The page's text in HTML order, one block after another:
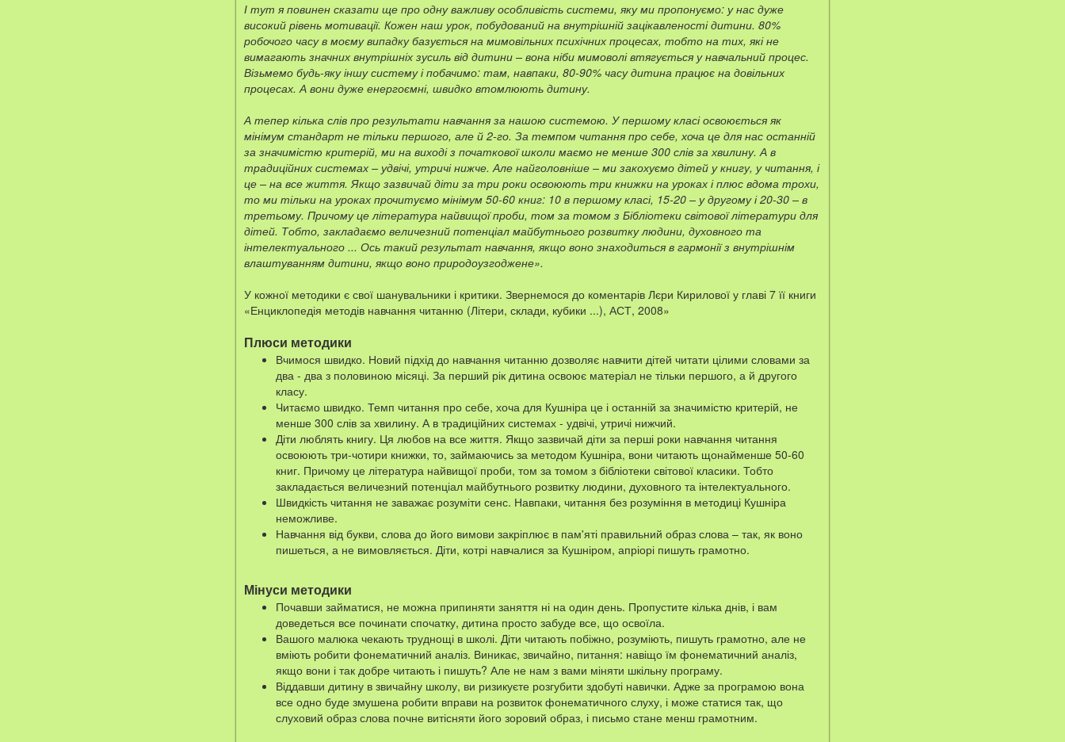
І тут я повинен сказати ще про одну важливу особливість системи, яку ми пропонуємо: у нас дуже
високий рівень мотивації. Кожен наш урок, побудований на внутрішній зацікавленості дитини. 80%
робочого часу в моєму випадку базується на мимовільних психічних процесах, тобто на тих, які не
вимагають значних внутрішніх зусиль від дитини – вона ніби мимоволі втягується у навчальний процес.
Візьмемо будь-яку іншу систему і побачимо: там, навпаки, 80-90% часу дитина працює на довільних
процесах. А вони дуже енергоємні, швидко втомлюють дитину.
А тепер кілька слів про результати навчання за нашою системою. У першому класі освоюється як
мінімум стандарт не тільки першого, але й 2-го. За темпом читання про себе, хоча це для нас останній
за значимістю критерій, ми на виході з початкової школи маємо не менше 300 слів за хвилину. А в
традиційних системах – удвічі, утричі нижче. Але найголовніше – ми закохуємо дітей у книгу, у читання, і
це – на все життя. Якщо зазвичай діти за три роки освоюють три книжки на уроках і плюс вдома трохи,
то ми тільки на уроках прочитуємо мінімум 50-60 книг: 10 в першому класі, 15-20 – у другому і 20-30 – в
третьому. Причому це література найвищої проби, том за томом з Бібліотеки світової літератури для
дітей. Тобто, закладаємо величезний потенціал майбутнього розвитку людини, духовного та
інтелектуального ... Ось такий результат навчання, якщо воно знаходиться в гармонії з внутрішнім
влаштуванням дитини, якщо воно природоузгоджене».
У кожної методики є свої шанувальники і критики. Звернемося до коментарів Лєри Кирилової у главі 7 її книги
«Енциклопедія методів навчання читанню (Літери, склади, кубики ...), АСТ, 2008»
Плюси методики
Вчимося швидко. Новий підхід до навчання читанню дозволяє навчити дітей читати цілими словами за
два - два з половиною місяці. За перший рік дитина освоює матеріал не тільки першого, а й другого
класу.
Читаємо швидко. Темп читання про себе, хоча для Кушніра це і останній за значимістю критерій, не
менше 300 слів за хвилину. А в традиційних системах - удвічі, утричі нижчий.
Діти люблять книгу. Ця любов на все життя. Якщо зазвичай діти за перші роки навчання читання
освоюють три-чотири книжки, то, займаючись за методом Кушніра, вони читають щонайменше 50-60
книг. Причому це література найвищої проби, том за томом з бібліотеки світової класики. Тобто
закладається величезний потенціал майбутнього розвитку людини, духовного та інтелектуального.
Швидкість читання не заважає розуміти сенс. Навпаки, читання без розуміння в методиці Кушніра
неможливе.
Навчання від букви, слова до його вимови закріплює в пам'яті правильний образ слова – так, як воно
пишеться, а не вимовляється. Діти, котрі навчалися за Кушніром, апріорі пишуть грамотно.
Мінуси методики
Почавши займатися, не можна припиняти заняття ні на один день. Пропустите кілька днів, і вам
доведеться все починати спочатку, дитина просто забуде все, що освоїла.
Вашого малюка чекають труднощі в школі. Діти читають побіжно, розуміють, пишуть грамотно, але не
вміють робити фонематичний аналіз. Виникає, звичайно, питання: навіщо їм фонематичний аналіз,
якщо вони і так добре читають і пишуть? Але не нам з вами міняти шкільну програму.
Віддавши дитину в звичайну школу, ви ризикуєте розгубити здобуті навички. Адже за програмою вона
все одно буде змушена робити вправи на розвиток фонематичного слуху, і може статися так, що
слуховий образ слова почне витісняти його зоровий образ, і письмо стане менш грамотним.